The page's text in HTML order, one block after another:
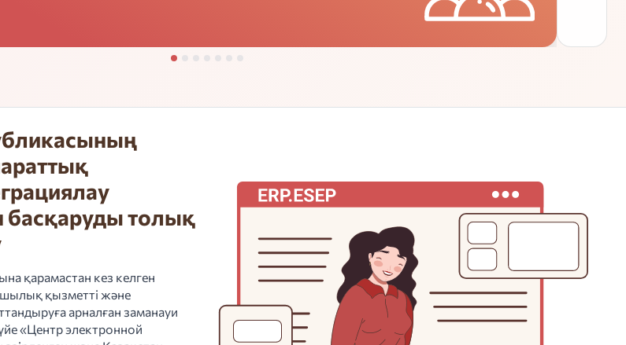
басқаруды толық
қарамастан кез келген
қызметті және
арналған заманауи
«Центр электронной